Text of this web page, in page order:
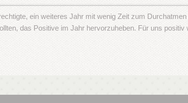
ein weiteres Jahr mit wenig Zeit zum
das Positive im Jahr hervorzuheben. Für uns positiv